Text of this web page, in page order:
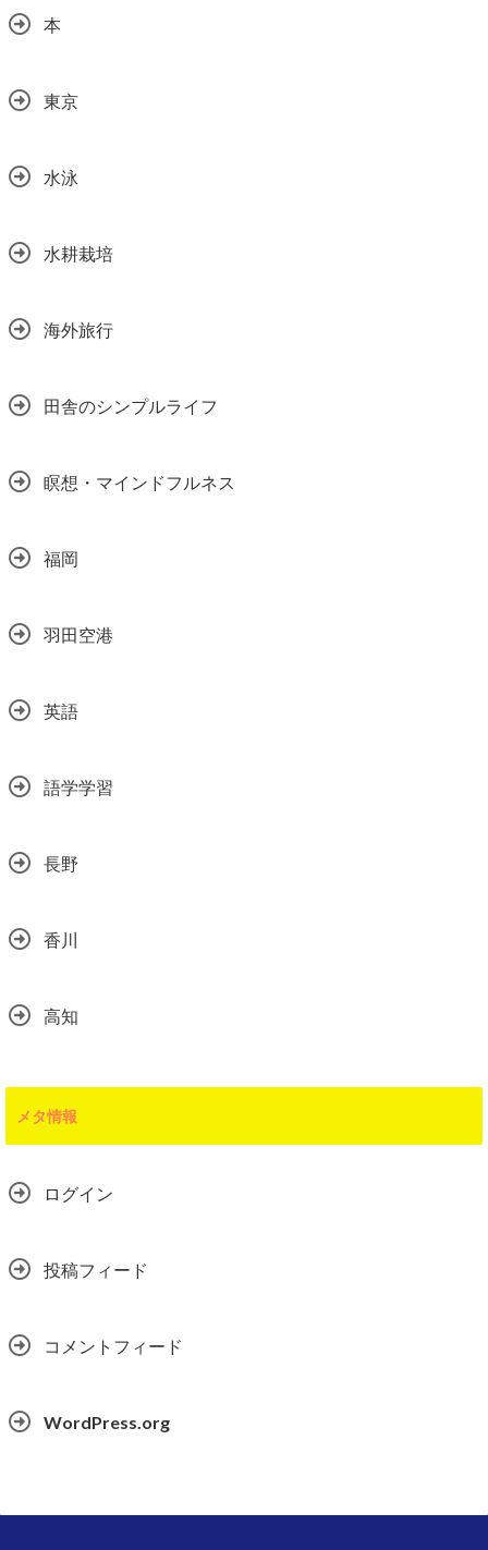
本
東京
水泳
水耕栽培
海外旅行
田舎のシンプルライフ
瞑想・マインドフルネス
福岡
羽田空港
英語
語学学習
長野
香川
高知
メタ情報
ログイン
投稿フィード
コメントフィード
WordPress.org